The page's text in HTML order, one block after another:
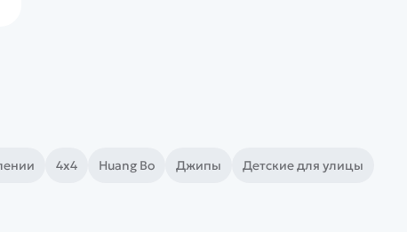
4х4 Huang Bo Джипы Детские для улицы